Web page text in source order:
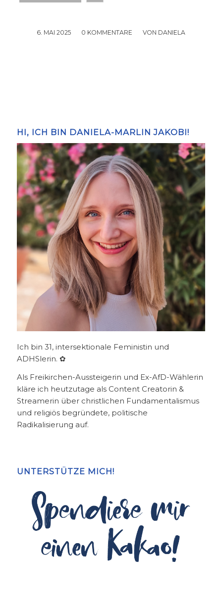
6. MAI 2025
/ 0 KOMMENTARE
/ VON DANIELA
HI, ICH BIN DANIELA-MARLIN JAKOBI!
Ich bin 31, intersektionale Feministin und
ADHSlerin. ✿
Als Freikirchen-Aussteigerin und Ex-AfD-Wählerin
kläre ich heutzutage als Content Creatorin &
Streamerin über christlichen Fundamentalismus
und religiös begründete, politische
Radikalisierung auf.
UNTERSTÜTZE MICH!